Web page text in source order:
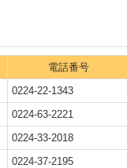
電話番号
0224-22-1343
0224-63-2221
0224-33-2018
0224-37-2195